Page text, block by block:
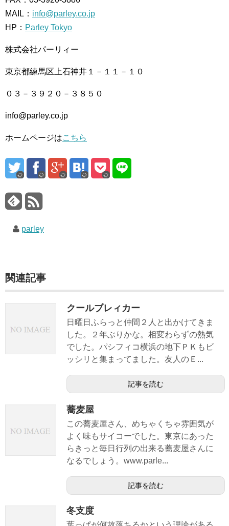
MAIL： info@parley.co.jp
HP： Parley Tokyo
株式会社パーリィー
東京都練馬区上石神井１－１１－１０
０３－３９２０－３８５０
info@parley.co.jp
ホームページはこちら
parley
関連記事
クールブレィカー
日曜日ふらっと仲間２人と出かけてきま
した。２年ぶりかな。相変わらずの熱気
でした。パシフィコ横浜の地下ＰＫもビ
ッシリと集まってました。友人のＥ...
記事を読む
蕎麦屋
この蕎麦屋さん、めちゃくちゃ雰囲気が
よく味もサイコーでした。東京にあった
らきっと毎日行列の出来る蕎麦屋さんに
なるでしょう。www.parle...
記事を読む
冬支度